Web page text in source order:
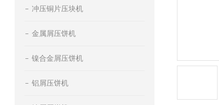
冲压铜片压块机
金属屑压饼机
镍合金屑压饼机
铝屑压饼机